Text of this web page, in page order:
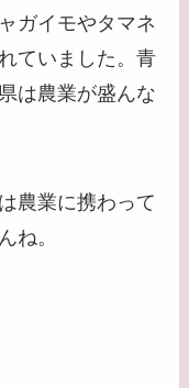
ガイモやタマネ
ていました。青
は農業が盛んな
農業に携わって
ね。